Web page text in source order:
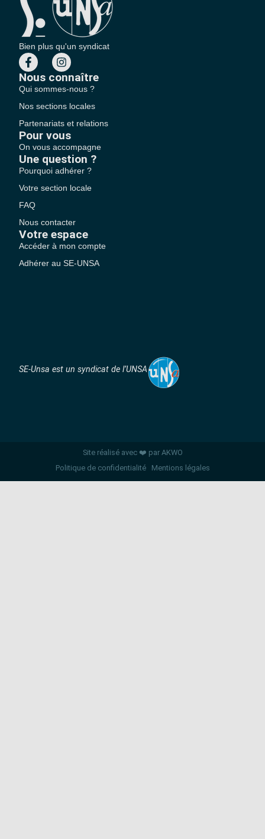
Bien plus qu'un syndicat
Nous connaître
Qui sommes-nous ?
Nos sections locales
Partenariats et relations
Pour vous
On vous accompagne
Une question ?
Pourquoi adhérer ?
Votre section locale
FAQ
Nous contacter
Votre espace
Accéder à mon compte
Adhérer au SE-UNSA
SE-Unsa est un syndicat de l’UNSA
Site réalisé avec ❤️ par AKWO
Politique de confidentialité
Mentions légales